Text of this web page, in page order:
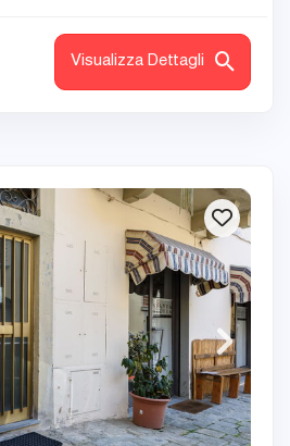
Visualizza Dettagli